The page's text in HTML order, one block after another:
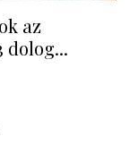
az
dolog...